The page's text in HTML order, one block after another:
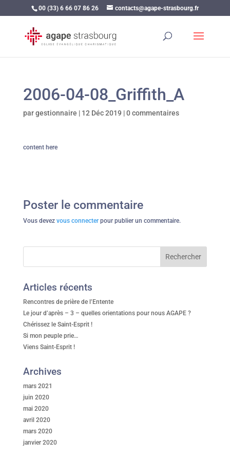
00 (33) 6 66 07 86 26 contacts@agape-strasbourg.fr
2006-04-08_Griffith_A
pargestionnaire | 12 Déc 2019 |0 commentaires
content here
Poster le commentaire
Vous devez vous connecterpour publier un commentaire.
Articles récents
Rencontres de prière de l’Entente
Le jour d’après – 3 – quelles orientations pour nous AGAPE ?
Chérissez le Saint-Esprit !
Si mon peuple prie…
Viens Saint-Esprit !
Archives
mars 2021
juin 2020
mai 2020
avril 2020
mars 2020
janvier 2020